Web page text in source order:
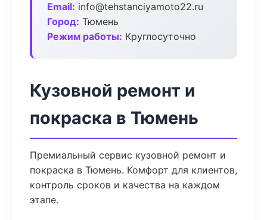
Email: info@tehstanciyamoto22.ru
Город: Тюмень
Режим работы: Круглосуточно
Кузовной ремонт и
покраска в Тюмень
Премиальный сервис кузовной ремонт и
покраска в Тюмень. Комфорт для клиентов,
контроль сроков и качества на каждом
этапе.